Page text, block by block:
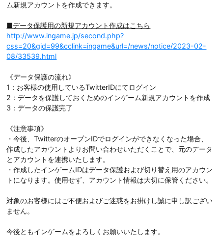
ム新規アカウントを作成できます。
■データ保護用の新規アカウント作成はこちら
http://www.ingame.jp/second.php?
css=20&gid=99&cclink=ingame&url=/news/notice/2023-02-
08/33539.html
《データ保護の流れ》
1：お客様の使用しているTwitterIDにてログイン
2：データを保護しておくためのインゲーム新規アカウントを作成
3：データの保護完了
《注意事項》
・今後、TwitterのオープンIDでログインができなくなった場合、
作成したアカウントよりお問い合わせいただくことで、元のデータ
とアカウントを連携いたします。
・作成したインゲームIDはデータ保護および切り替え用のアカウン
トになります。使用せず、アカウント情報は大切に保管ください。
対象のお客様にはご不便およびご迷惑をお掛けし誠に申し訳ござい
ません。
今後ともインゲームをよろしくお願いいたします。